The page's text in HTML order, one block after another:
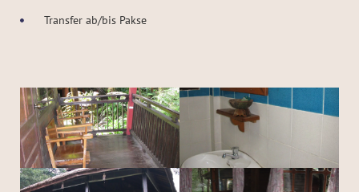
Transfer ab/bis Pakse